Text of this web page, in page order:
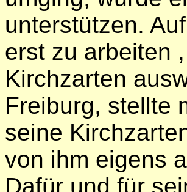
unterstützen.
erst zu arbeiten
Kirchzarten
Freiburg, stellte
seine
von ihm eigens
Dafür und für